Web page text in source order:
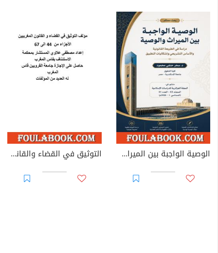
الوصية الواجبة بين الميراث والوصية: دراسة في الطبيعة القانونية والأساس التشريعي وإشكاليات التطبيق التوثيق في القضاء والقانون المغربيين - الأجزاء من 44 إلى 67